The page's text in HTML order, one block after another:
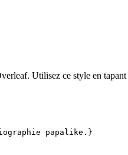
Utilisez ce style en tapant
papalike.}